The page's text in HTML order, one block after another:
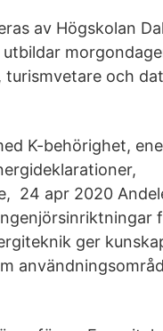
av Högskolan
och
K-behörighet,
24 apr 2020
ger